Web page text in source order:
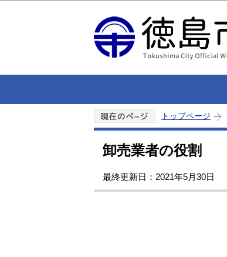
トップページ
卸売業者の役割
最終更新日：2021年5月30日